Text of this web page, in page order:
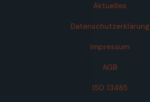
Aktuelles
Datenschutzerklärung
Impressum
AGB
ISO 13485